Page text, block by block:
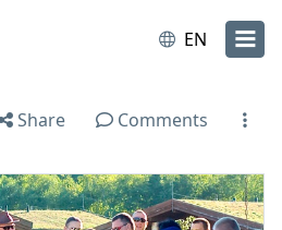
EN
Share Comments